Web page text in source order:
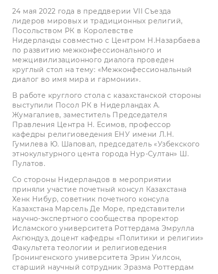
24 мая 2022 года в преддверии VII Съезда
лидеров мировых и традиционных религий,
Посольством РК в Королевстве
Нидерланды совместно с Центром Н.Назарбаева
по развитию межконфессионального и
межцивилизационного диалога проведен
круглый стол на тему: «Межконфессиональный
диалог во имя мира и гармонии».
В работе круглого стола с казахстанской стороны
выступили Посол РК в Нидерландах А.
Жумагалиев, заместитель Председателя
Правления Центра Н. Есимов, профессор
кафедры религиоведения ЕНУ имени Л.Н.
Гумилева Ю. Шаповал, председатель «Узбекского
этнокультурного цента города Нур-Султан» Ш.
Пулатов.
Со стороны Нидерландов в мероприятии
приняли участие почетный консул Казахстана
Хенк Нибур, советник почетного консула
Казахстана Марсель Де Море, представители
научно-экспертного сообщества проректор
Исламского университета Роттердама Эмрулла
Акгюндуз, доцент кафедры «Политики и религии»
Факультета теологии и религиоведения
Гронингенского университета Эрин Уилсон,
старший научный сотрудник Эразма Роттердам